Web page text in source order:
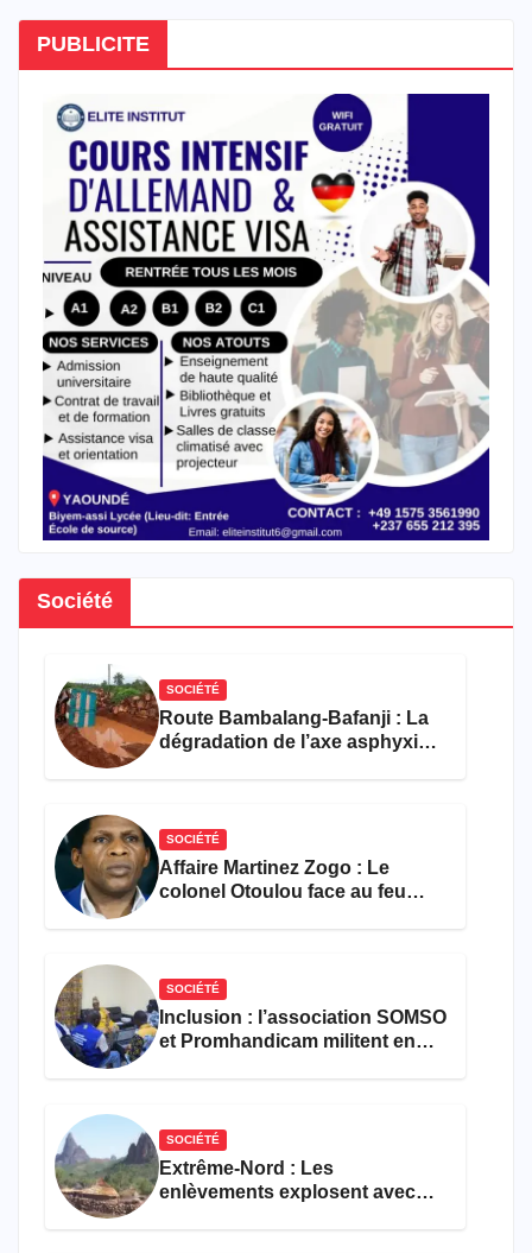
PUBLICITE
Société
SOCIÉTÉ
Route Bambalang-Bafanji : La
dégradation de l’axe asphyxie
SOCIÉTÉ
Affaire Martinez Zogo : Le
colonel Otoulou face au feu
SOCIÉTÉ
Inclusion : l’association SOMSO
et Promhandicam militent en
SOCIÉTÉ
Extrême-Nord : Les
enlèvements explosent avec